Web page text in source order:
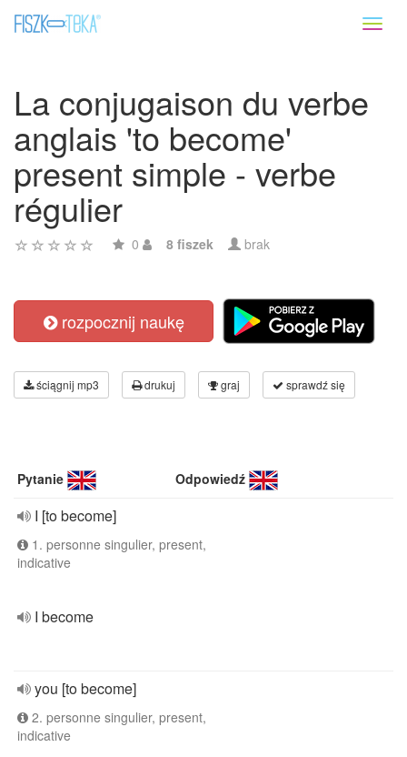
La conjugaison du verbe
anglais 'to become'
present simple - verbe
régulier
0 8 fiszek brak
rozpocznij naukę
ściągnij mp3 drukuj graj sprawdź się
Pytanie Odpowiedź
I [to become]
1. personne singulier, present,
indicative
I become
you [to become]
2. personne singulier, present,
indicative